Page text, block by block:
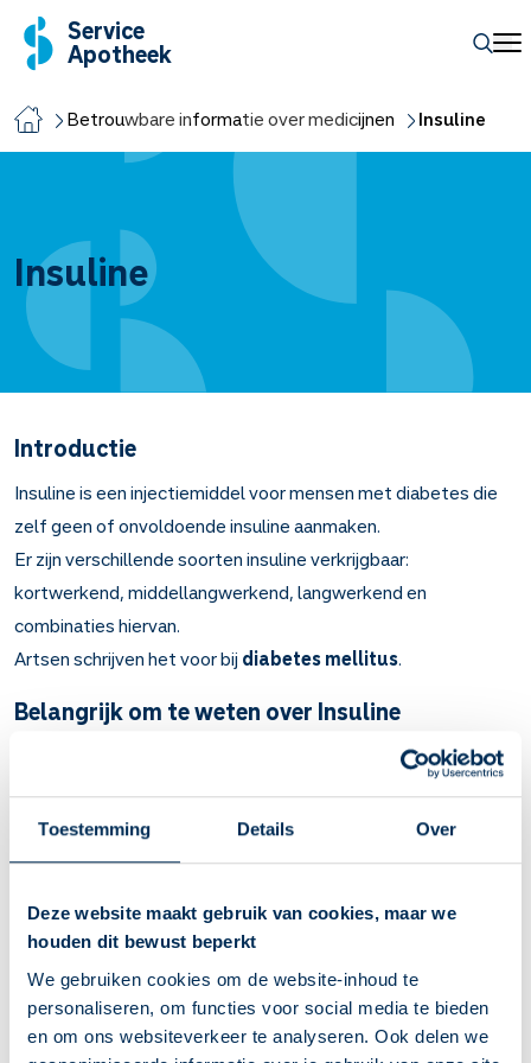
Toestemming Details Over
Deze website maakt gebruik van cookies, maar we
houden dit bewust beperkt
We gebruiken cookies om de website-inhoud te
personaliseren, om functies voor social media te bieden
en om ons websiteverkeer te analyseren. Ook delen we
Service
Apotheek
Betrouwbare informatie over medicijnen Insuline
Insuline
Introductie
Insuline is een injectiemiddel voor mensen met diabetes die
zelf geen of onvoldoende insuline aanmaken.
Er zijn verschillende soorten insuline verkrijgbaar:
kortwerkend, middellangwerkend, langwerkend en
combinaties hiervan.
Artsen schrijven het voor bij diabetes mellitus.
Belangrijk om te weten over Insuline
Insuline is een hormoon. Het zorgt ervoor dat
koolhydraten (zoals suiker) uit uw voeding uw cellen in
Bij diabetes mellitus (suikerziekte). Bij diabetes zit er te
veel suiker in het bloed. Dit is schadelijk voor uw hart en
Kortwerkende insulines werken binnen 10 tot 30 minuten
en werken 2 tot 8 uur lang. Middellangwerkende insulines
binnen 1 tot 2 uur, 16 tot 24 uur lang. Langwerkende
insulines werken binnen 1 tot 2 uur, 24 uur lang.
U krijgt uitleg hoe u moet spuiten en hoe u kunt testen